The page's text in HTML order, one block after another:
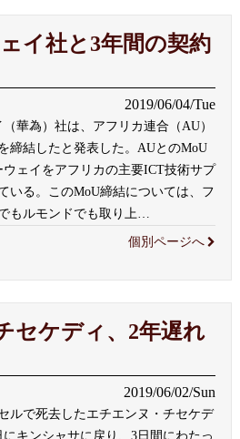
イ社と3年間の契約
2019/06/04/Tue
華為）社は、アフリカ連合（AU）
締結したと発表した。AUとのMoU
ェイをアフリカの主要ICT技術サプ
いる。このMoU締結については、フ
もルモンドでも取り上
個別ページへ
セケディ、2年遅れ
2019/06/02/Sun
ルで死去したエチエンヌ・チセケデ
にキンシャサに戻り、3日間にわたっ